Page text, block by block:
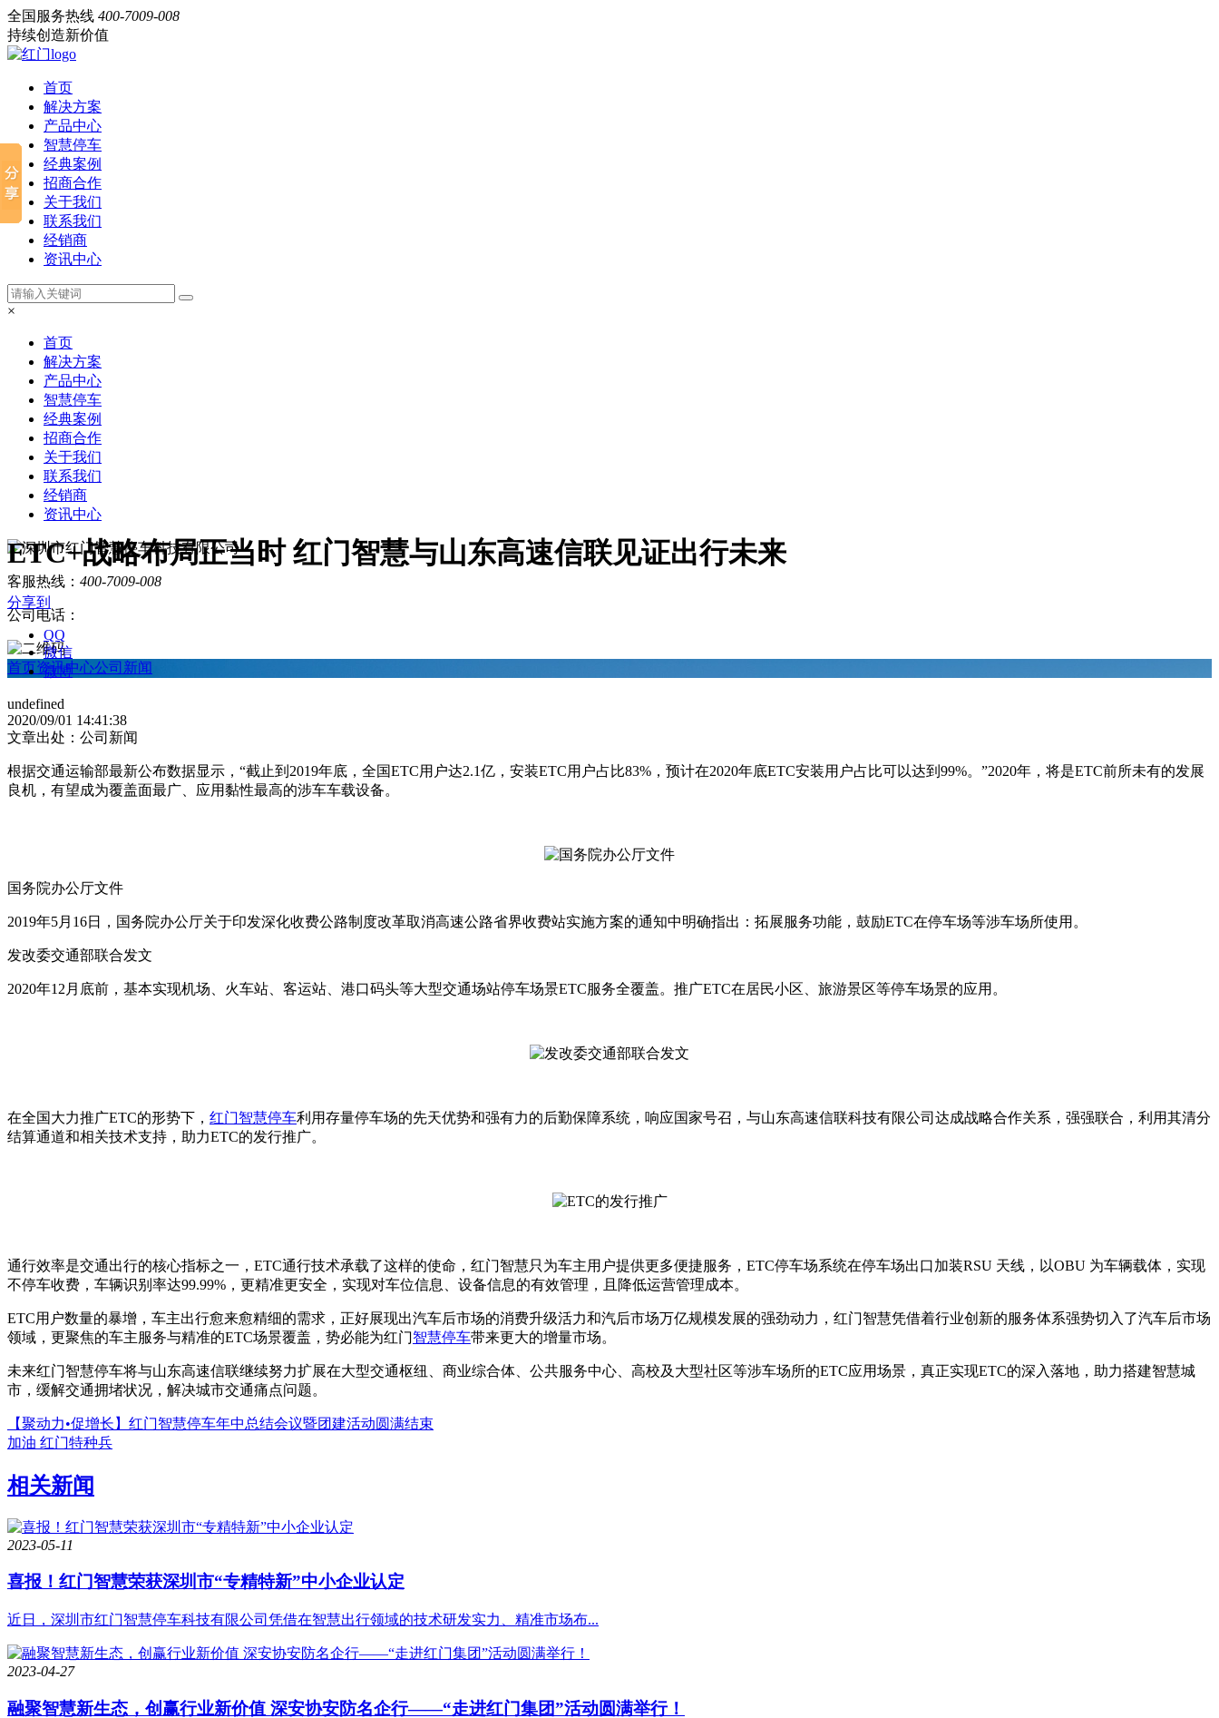
全国服务热线 400-7009-008
持续创造新价值
首页
解决方案
产品中心
智慧停车
经典案例
招商合作
关于我们
联系我们
经销商
资讯中心
×
首页
解决方案
产品中心
智慧停车
经典案例
招商合作
关于我们
联系我们
经销商
资讯中心
客服热线： 400-7009-008
公司电话：
首页资讯中心公司新闻
ETC+战略布局正当时 红门智慧与山东高速信联见证出行未来
分享到
QQ
微信
微博
undefined
2020/09/01 14:41:38
文章出处：公司新闻
根据交通运输部最新公布数据显示，“截止到2019年底，全国ETC用户达2.1亿，安装ETC用户占比83%，预计在2020年底ETC安装用户占比可以达到99%。”2020年，将是ETC前所未有的发展
良机，有望成为覆盖面最广、应用黏性最高的涉车车载设备。
国务院办公厅文件
2019年5月16日，国务院办公厅关于印发深化收费公路制度改革取消高速公路省界收费站实施方案的通知中明确指出：拓展服务功能，鼓励ETC在停车场等涉车场所使用。
发改委交通部联合发文
2020年12月底前，基本实现机场、火车站、客运站、港口码头等大型交通场站停车场景ETC服务全覆盖。推广ETC在居民小区、旅游景区等停车场景的应用。
在全国大力推广ETC的形势下， 红门智慧停车利用存量停车场的先天优势和强有力的后勤保障系统，响应国家号召，与山东高速信联科技有限公司达成战略合作关系，强强联合，利用其清分
结算通道和相关技术支持，助力ETC的发行推广。
通行效率是交通出行的核心指标之一，ETC通行技术承载了这样的使命，红门智慧只为车主用户提供更多便捷服务，ETC停车场系统在停车场出口加装RSU 天线，以OBU 为车辆载体，实现
不停车收费，车辆识别率达99.99%，更精准更安全，实现对车位信息、设备信息的有效管理，且降低运营管理成本。
ETC用户数量的暴增，车主出行愈来愈精细的需求，正好展现出汽车后市场的消费升级活力和汽后市场万亿规模发展的强劲动力，红门智慧凭借着行业创新的服务体系强势切入了汽车后市场
领域，更聚焦的车主服务与精准的ETC场景覆盖，势必能为红门智慧停车带来更大的增量市场。
未来红门智慧停车将与山东高速信联继续努力扩展在大型交通枢纽、商业综合体、公共服务中心、高校及大型社区等涉车场所的ETC应用场景，真正实现ETC的深入落地，助力搭建智慧城
市，缓解交通拥堵状况，解决城市交通痛点问题。
【聚动力•促增长】红门智慧停车年中总结会议暨团建活动圆满结束
加油 红门特种兵
相关新闻
2023-05-11
喜报！红门智慧荣获深圳市“专精特新”中小企业认定
近日，深圳市红门智慧停车科技有限公司凭借在智慧出行领域的技术研发实力、精准市场布...
2023-04-27
融聚智慧新生态，创赢行业新价值 深安协安防名企行——“走进红门集团”活动圆满举行！